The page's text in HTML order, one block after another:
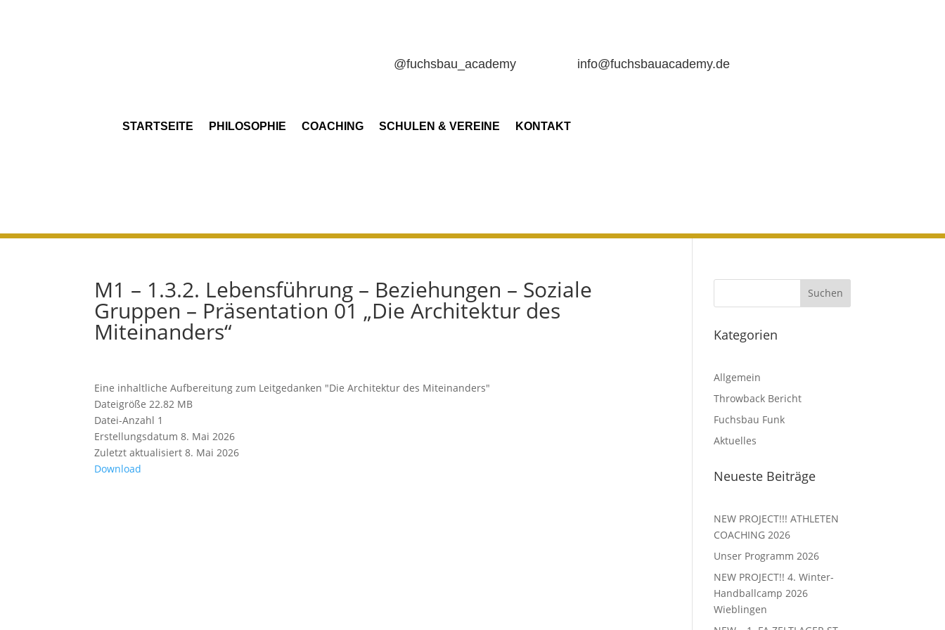
@fuchsbau_academy info@fuchsbauacademy.de
STARTSEITE PHILOSOPHIE COACHING SCHULEN & VEREINE KONTAKT
M1 – 1.3.2. Lebensführung – Beziehungen – Soziale
Gruppen – Präsentation 01 „Die Architektur des
Miteinanders“
Eine inhaltliche Aufbereitung zum Leitgedanken "Die Architektur des Miteinanders"
Dateigröße 22.82 MB
Datei-Anzahl 1
Erstellungsdatum 8. Mai 2026
Zuletzt aktualisiert 8. Mai 2026
Download
Kategorien
Allgemein
Throwback Bericht
Fuchsbau Funk
Aktuelles
Neueste Beiträge
NEW PROJECT!!! ATHLETEN
COACHING 2026
Unser Programm 2026
NEW PROJECT!! 4. Winter-
Handballcamp 2026
Wieblingen